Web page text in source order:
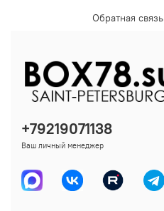
Обратная связь
+79219071138
Ваш личный менеджер